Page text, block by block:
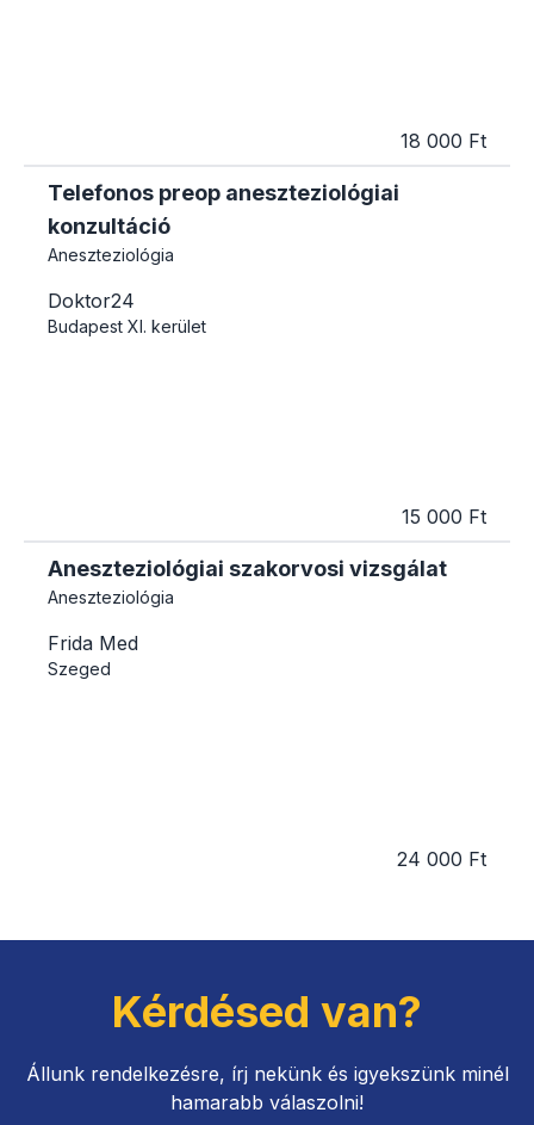
18 000 Ft
Telefonos preop aneszteziológiai
konzultáció
Aneszteziológia
Doktor24
Budapest XI. kerület
15 000 Ft
Aneszteziológiai szakorvosi vizsgálat
Aneszteziológia
Frida Med
Szeged
24 000 Ft
Kérdésed van?
Állunk rendelkezésre, írj nekünk és igyekszünk minél
hamarabb válaszolni!